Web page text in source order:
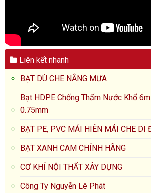
Liên kết nhanh
BẠT DÙ CHE NẮNG MƯA
Bạt HDPE Chống Thấm Nước Khổ
0.75mm
BẠT PE, PVC MÁI HIÊN MÁI CHE DI
BẠT XANH CAM CHÍNH HÃNG
CƠ KHÍ NỘI THẤT XÂY DỰNG
Công Ty Nguyễn Lê Phát